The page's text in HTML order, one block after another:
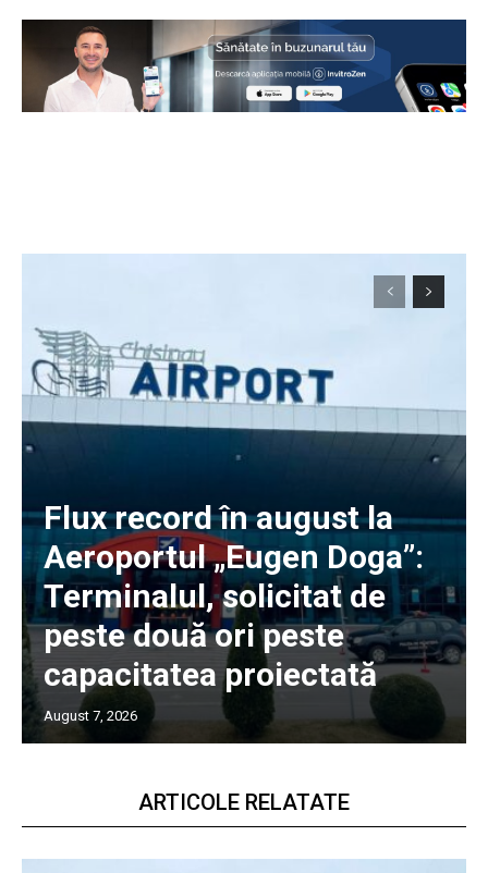
Flux record în august la
Aeroportul „Eugen Doga”:
Terminalul, solicitat de
peste două ori peste
capacitatea proiectată
August 7, 2026
ARTICOLE RELATATE